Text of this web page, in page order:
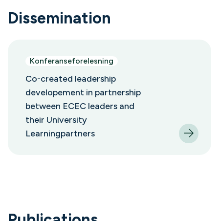
Dissemination
Konferanseforelesning
Co-created leadership
developement in partnership
between ECEC leaders and
their University
Learningpartners